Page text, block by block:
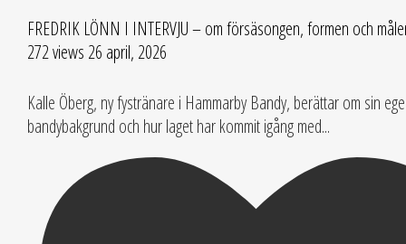
FREDRIK LÖNN I INTERVJU – om försäsongen, formen och
272 views 26 april, 2026
Kalle Öberg, ny fystränare i Hammarby Bandy, berättar om sin
bandybakgrund och hur laget har kommit igång med...